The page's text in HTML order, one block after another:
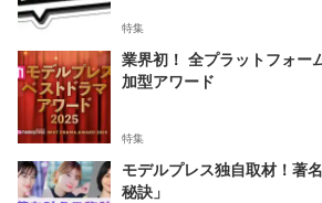
特集
業界初！ 全プラットフォー
加型アワード
特集
モデルプレス独自取材！著
秘訣」